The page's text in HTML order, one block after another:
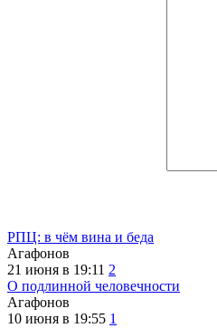
РПЦ: в чём вина и беда
Агафонов
21 июня в 19:11 2
О подлинной человечности
Агафонов
10 июня в 19:55 1